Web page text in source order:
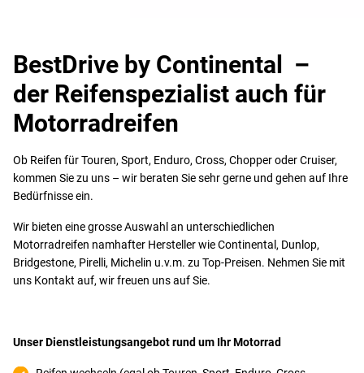
BestDrive by Continental –
der Reifenspezialist auch für
Motorradreifen
Ob Reifen für Touren, Sport, Enduro, Cross, Chopper oder Cruiser,
kommen Sie zu uns – wir beraten Sie sehr gerne und gehen auf Ihre
Bedürfnisse ein.
Wir bieten eine grosse Auswahl an unterschiedlichen
Motorradreifen namhafter Hersteller wie Continental, Dunlop,
Bridgestone, Pirelli, Michelin u.v.m. zu Top-Preisen. Nehmen Sie mit
uns Kontakt auf, wir freuen uns auf Sie.
Unser Dienstleistungsangebot rund um Ihr Motorrad